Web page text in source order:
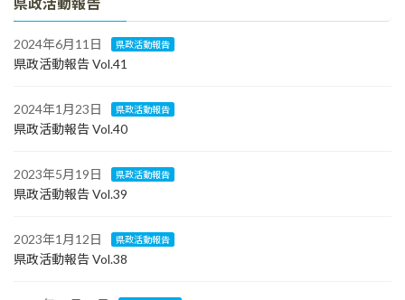
2024年6月11日 県政活動報告
県政活動報告 Vol.41
2024年1月23日 県政活動報告
県政活動報告 Vol.40
2023年5月19日 県政活動報告
県政活動報告 Vol.39
2023年1月12日 県政活動報告
県政活動報告 Vol.38